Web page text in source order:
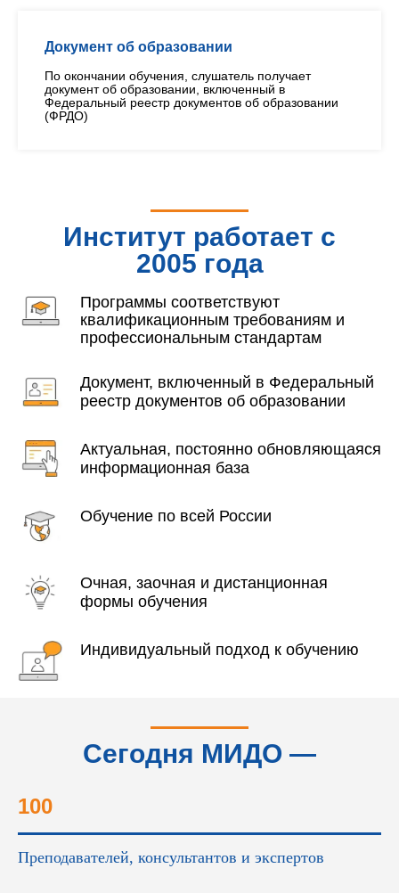
Документ об образовании
По окончании обучения, слушатель получает
документ об образовании, включенный в
Федеральный реестр документов об образовании
(ФРДО)
Институт работает с
2005 года
Программы соответствуют
квалификационным требованиям и
профессиональным стандартам
Документ, включенный в Федеральный
реестр документов об образовании
Актуальная, постоянно обновляющаяся
информационная база
Обучение по всей России
Очная, заочная и дистанционная
формы обучения
Индивидуальный подход к обучению
Сегодня МИДО —
100
Преподавателей, консультантов и экспертов